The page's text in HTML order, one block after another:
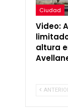
Ciudad
Video:
altura